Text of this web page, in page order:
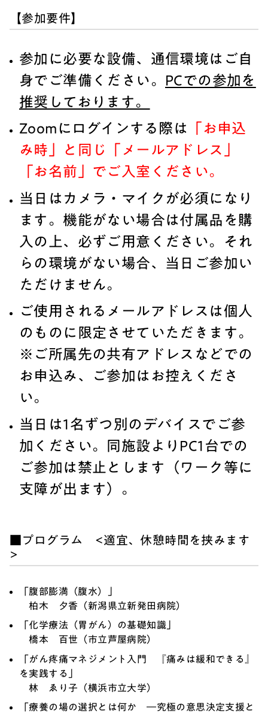
【参加要件】
参加に必要な設備、通信環境はご自
身でご準備ください。 PCでの参加を
推奨しております。
Zoomにログインする際は 「お申込
み時」と同じ「メールアドレス」
「お名前」でご入室ください。
当日はカメラ・マイクが必須になり
ます。機能がない場合は付属品を購
入の上、必ずご用意ください。それ
らの環境がない場合、当日ご参加い
ただけません。
ご使用されるメールアドレスは個人
のものに限定させていただきます。
※ご所属先の共有アドレスなどでの
お申込み、ご参加はお控えくださ
い。
当日は1名ずつ別のデバイスでご参
加ください。同施設よりPC1台での
ご参加は禁止とします（ワーク等に
支障が出ます）。
■プログラム <適宜、休憩時間を挟みます
>
「腹部膨満（腹水）」
柏木 夕香（新潟県立新発田病院）
「化学療法（胃がん）の基礎知識」
橋本 百世（市立芦屋病院）
「がん疼痛マネジメント入門 『痛みは緩和できる』
を実践する」
林 ゑり子（横浜市立大学）
「療養の場の選択とは何か ―究極の意思決定支援と